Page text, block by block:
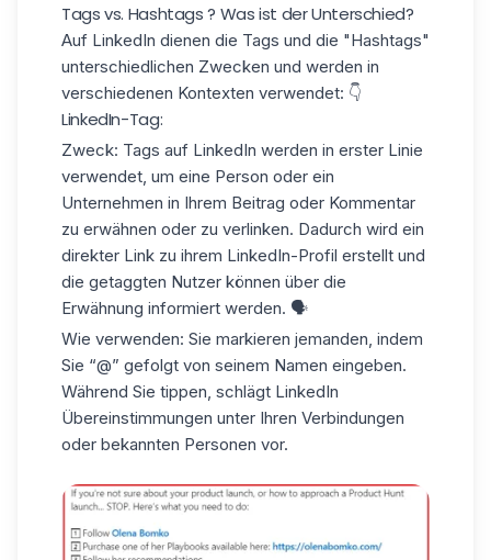
Tags vs. Hashtags ? Was ist der Unterschied?
Auf LinkedIn dienen die Tags und die "Hashtags"
unterschiedlichen Zwecken und werden in
verschiedenen Kontexten verwendet: 👇
LinkedIn-Tag:
Zweck: Tags auf LinkedIn werden in erster Linie
verwendet, um eine Person oder ein
Unternehmen in Ihrem Beitrag oder Kommentar
zu erwähnen oder zu verlinken. Dadurch wird ein
direkter Link zu ihrem LinkedIn-Profil erstellt und
die getaggten Nutzer können über die
Erwähnung informiert werden. 🗣️
Wie verwenden: Sie markieren jemanden, indem
Sie “@” gefolgt von seinem Namen eingeben.
Während Sie tippen, schlägt LinkedIn
Übereinstimmungen unter Ihren Verbindungen
oder bekannten Personen vor.